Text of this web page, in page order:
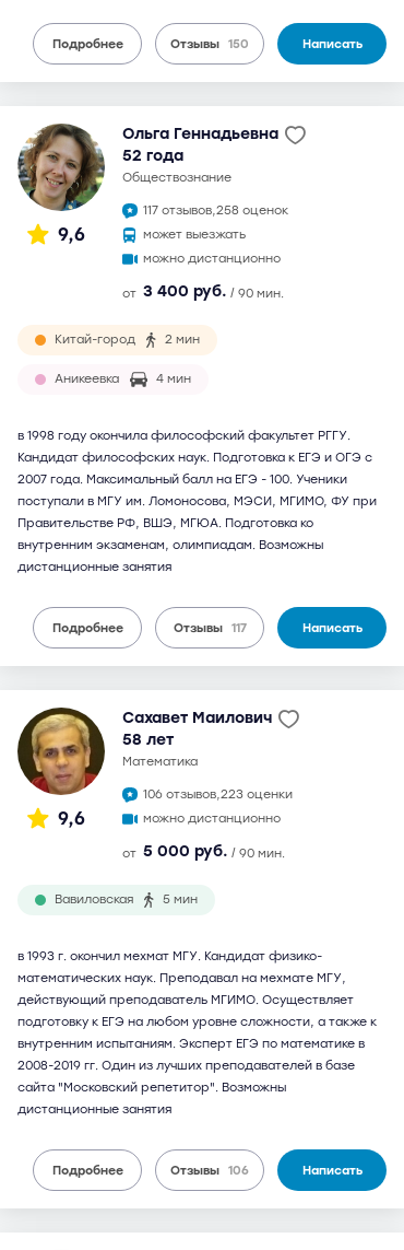
Подробнее Отзывы 150 Написать
9,6
Ольга Геннадьевна
52 года
обществознание
117 отзывов,258 оценок
может выезжать
можно дистанционно
от 3 400 руб. / 90 мин.
Китай-город 2 мин
Аникеевка 4 мин
в 1998 году окончила философский факультет РГГУ.
Кандидат философских наук. Подготовка к ЕГЭ и ОГЭ с
2007 года. Максимальный балл на ЕГЭ - 100. Ученики
поступали в МГУ им. Ломоносова, МЭСИ, МГИМО, ФУ при
Правительстве РФ, ВШЭ, МГЮА. Подготовка ко
внутренним экзаменам, олимпиадам. Возможны
дистанционные занятия
Подробнее Отзывы 117 Написать
9,6
Сахавет Маилович
58 лет
математика
106 отзывов,223 оценки
можно дистанционно
от 5 000 руб. / 90 мин.
Вавиловская 5 мин
в 1993 г. окончил мехмат МГУ. Кандидат физико-
математических наук. Преподавал на мехмате МГУ,
действующий преподаватель МГИМО. Осуществляет
подготовку к ЕГЭ на любом уровне сложности, а также к
внутренним испытаниям. Эксперт ЕГЭ по математике в
2008-2019 гг. Один из лучших преподавателей в базе
сайта "Московский репетитор". Возможны
дистанционные занятия
Подробнее Отзывы 106 Написать